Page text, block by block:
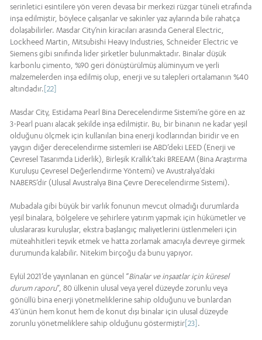
serinletici esintilere yön veren devasa bir merkezi rüzgar tüneli etrafında
inşa edilmiştir, böylece çalışanlar ve sakinler yaz aylarında bile rahatça
dolaşabilirler. Masdar City’nin kiracıları arasında General Electric,
Lockheed Martin, Mitsubishi Heavy Industries, Schneider Electric ve
Siemens gibi sınıfında lider şirketler bulunmaktadır. Binalar düşük
karbonlu çimento, %90 geri dönüştürülmüş alüminyum ve yerli
malzemelerden inşa edilmiş olup, enerji ve su talepleri ortalamanın %40
altındadır.[22]
Masdar City, Estidama Pearl Bina Derecelendirme Sistemi’ne göre en az
3-Pearl puanı alacak şekilde inşa edilmiştir. Bu, bir binanın ne kadar yeşil
olduğunu ölçmek için kullanılan bina enerji kodlarından biridir ve en
yaygın diğer derecelendirme sistemleri ise ABD’deki LEED (Enerji ve
Çevresel Tasarımda Liderlik), Birleşik Krallık’taki BREEAM (Bina Araştırma
Kuruluşu Çevresel Değerlendirme Yöntemi) ve Avustralya’daki
NABERS’dir (Ulusal Avustralya Bina Çevre Derecelendirme Sistemi).
Mubadala gibi büyük bir varlık fonunun mevcut olmadığı durumlarda
yeşil binalara, bölgelere ve şehirlere yatırım yapmak için hükümetler ve
uluslararası kuruluşlar, ekstra başlangıç maliyetlerini üstlenmeleri için
müteahhitleri teşvik etmek ve hatta zorlamak amacıyla devreye girmek
durumunda kalabilir. Nitekim birçoğu da bunu yapıyor.
Eylül 2021’de yayınlanan en güncel “Binalar ve inşaatlar için küresel
durum raporu”, 80 ülkenin ulusal veya yerel düzeyde zorunlu veya
gönüllü bina enerji yönetmeliklerine sahip olduğunu ve bunlardan
43’ünün hem konut hem de konut dışı binalar için ulusal düzeyde
zorunlu yönetmeliklere sahip olduğunu göstermiştir[23].